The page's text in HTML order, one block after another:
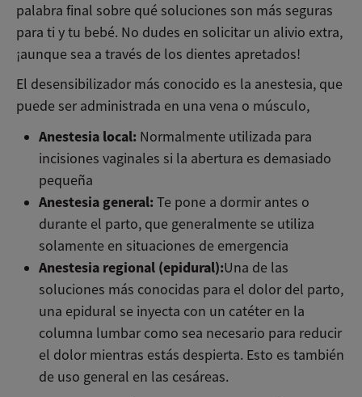
palabra final sobre qué soluciones son más seguras
para ti y tu bebé. No dudes en solicitar un alivio extra,
¡aunque sea a través de los dientes apretados!
El desensibilizador más conocido es la anestesia, que
puede ser administrada en una vena o músculo,
Anestesia local: Normalmente utilizada para
incisiones vaginales si la abertura es demasiado
pequeña
Anestesia general: Te pone a dormir antes o
durante el parto, que generalmente se utiliza
solamente en situaciones de emergencia
Anestesia regional (epidural):Una de las
soluciones más conocidas para el dolor del parto,
una epidural se inyecta con un catéter en la
columna lumbar como sea necesario para reducir
el dolor mientras estás despierta. Esto es también
de uso general en las cesáreas.